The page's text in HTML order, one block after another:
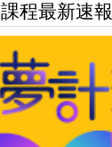
課程最新速報